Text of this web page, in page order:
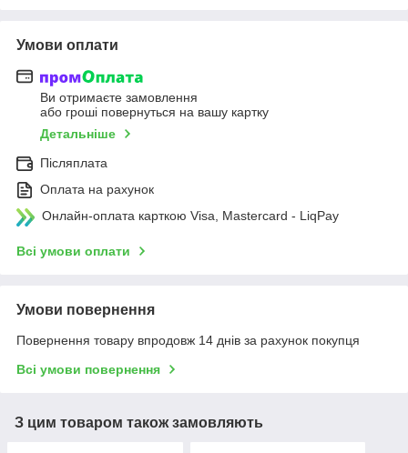
Умови оплати
Ви отримаєте замовлення
або гроші повернуться на вашу картку
Детальніше
Післяплата
Оплата на рахунок
Онлайн-оплата карткою Visa, Mastercard - LiqPay
Всі умови оплати
Умови повернення
Повернення товару впродовж 14 днів за рахунок покупця
Всі умови повернення
З цим товаром також замовляють